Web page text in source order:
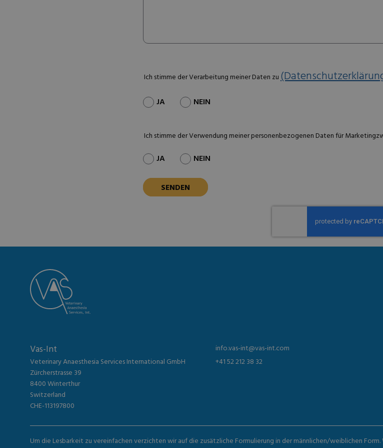
Ich stimme der Verarbeitung meiner Daten zu
JA NEIN
Ich stimme der Verwendung meiner personenbezogenen Daten für
JA NEIN
Vas-Int
Veterinary Anaesthesia Services International GmbH
Zürcherstrasse 39
8400 Winterthur
Switzerland
CHE-113197800
info.vas-int@vas-int.com
+41 52 212 38 32
Um die Lesbarkeit zu vereinfachen verzichten wir auf die zusätzliche Formulierung in der männlichen/weiblichen